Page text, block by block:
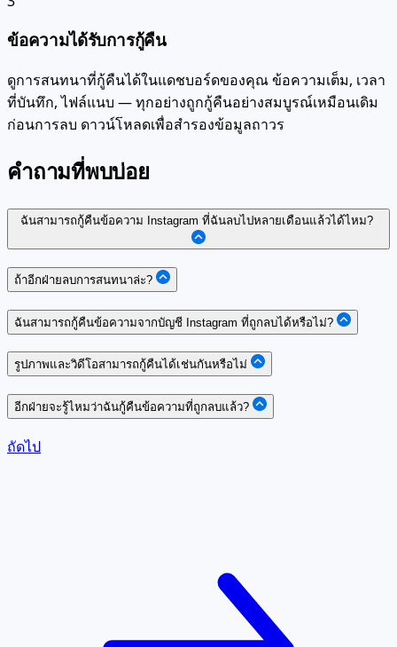
ข้อความได้รับการกู้คืน
ดูการสนทนาที่กู้คืนได้ในแดชบอร์ดของคุณ ข้อความเต็ม, เวลา
ที่บันทึก, ไฟล์แนบ — ทุกอย่างถูกกู้คืนอย่างสมบูรณ์เหมือนเดิม
ก่อนการลบ ดาวน์โหลดเพื่อสำรองข้อมูลถาวร
คำถามที่พบบ่อย
ฉันสามารถกู้คืนข้อความ Instagram ที่ฉันลบไปหลายเดือนแล้วได้ไหม?
ถ้าอีกฝ่ายลบการสนทนาล่ะ?
ฉันสามารถกู้คืนข้อความจากบัญชี Instagram ที่ถูกลบได้หรือไม่?
รูปภาพและวิดีโอสามารถกู้คืนได้เช่นกันหรือไม่
อีกฝ่ายจะรู้ไหมว่าฉันกู้คืนข้อความที่ถูกลบแล้ว?
ถัดไป